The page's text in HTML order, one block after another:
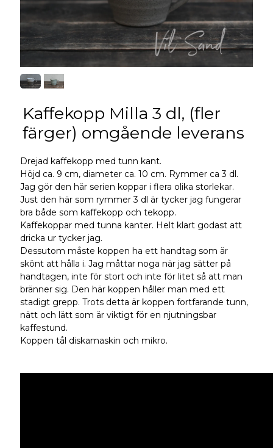
Kaffekopp Milla 3 dl, (fler
färger) omgående leverans
Drejad kaffekopp med tunn kant.
Höjd ca. 9 cm, diameter ca. 10 cm. Rymmer ca 3 dl.
Jag gör den här serien koppar i flera olika storlekar.
Just den här som rymmer 3 dl är tycker jag fungerar
bra både som kaffekopp och tekopp.
Kaffekoppar med tunna kanter. Helt klart godast att
dricka ur tycker jag.
Dessutom måste koppen ha ett handtag som är
skönt att hålla i. Jag måttar noga när jag sätter på
handtagen, inte för stort och inte för litet så att man
bränner sig. Den här koppen håller man med ett
stadigt grepp. Trots detta är koppen fortfarande tunn,
nätt och lätt som är viktigt för en njutningsbar
kaffestund.
Koppen tål diskamaskin och mikro.